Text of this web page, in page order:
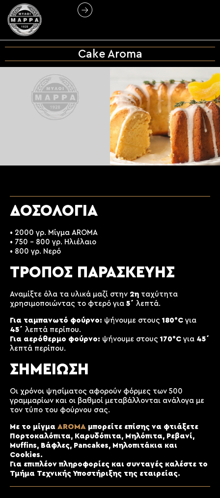
Cake Aroma
ΔΟΣΟΛΟΓΙΑ
• 2000 γρ. Μίγμα AROMA
• 750 – 800 γρ. Ηλιέλαιο
• 800 γρ. Νερό
ΤΡΟΠΟΣ ΠΑΡΑΣΚΕΥΗΣ
Αναμίξτε όλα τα υλικά μαζί στην 2η ταχύτητα
χρησιμοποιώντας το φτερό για 5΄ λεπτά.
Για ταμπανωτό φούρνο: ψήνουμε στους180°C για
45΄ λεπτά περίπου.
Για αερόθερμο φούρνο: ψήνουμε στους170°C για 45΄
λεπτά περίπου.
ΣΗΜΕΙΩΣΗ
Οι χρόνοι ψησίματος αφορούν φόρμες των 500
γραμμαρίων και οι βαθμοί μεταβάλλονται ανάλογα με
τον τύπο του φούρνου σας.
Με το μίγμα AROMA μπορείτε επίσης να φτιάξετε
Πορτοκαλόπιτα, Καρυδόπιτα, Μηλόπιτα, Ρεβανί,
Muffins, Βάφλες, Pancakes, Μηλοπιτάκια και
Cookies.
Για επιπλέον πληροφορίες και συνταγές καλέστε το
Τμήμα Τεχνικής Υποστήριξης της εταιρείας.